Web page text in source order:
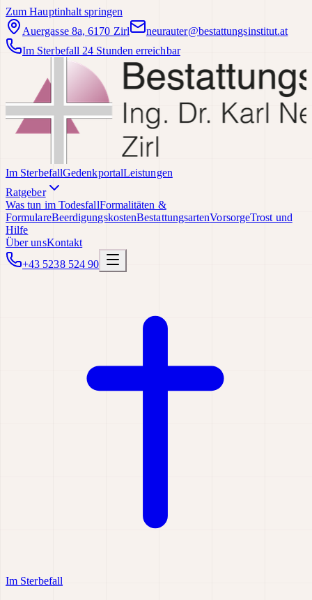
Zum Hauptinhalt springen
Auergasse 8a, 6170 Zirl
neurauter@bestattungsinstitut.at
Im Sterbefall 24 Stunden erreichbar
Im SterbefallGedenkportalLeistungen
Ratgeber
Was tun im TodesfallFormalitäten &
FormulareBeerdigungskostenBestattungsartenVorsorgeTrost und
Hilfe
Über unsKontakt
+43 5238 524 90
Im Sterbefall